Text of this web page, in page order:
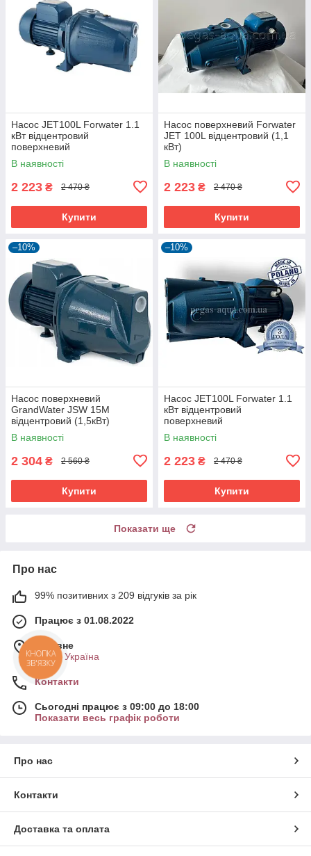
Насос JET100L Forwater 1.1
кВт відцентровий
поверхневий
В наявності
2 223 ₴ 2 470 ₴
Купити
Насос поверхневий Forwater
JET 100L відцентровий (1,1
кВт)
В наявності
2 223 ₴ 2 470 ₴
Купити
–10%
Насос поверхневий
GrandWater JSW 15M
відцентровий (1,5кВт)
В наявності
2 304 ₴ 2 560 ₴
Купити
–10%
Насос JET100L Forwater 1.1
кВт відцентровий
поверхневий
В наявності
2 223 ₴ 2 470 ₴
Купити
Показати ще
Про нас
99% позитивних з 209 відгуків за рік
Працює з 01.08.2022
м. Рівне
Рівне, Україна
Контакти
Сьогодні працює з 09:00 до 18:00
Показати весь графік роботи
Про нас
Контакти
Доставка та оплата
КНОПКА
ЗВ'ЯЗКУ